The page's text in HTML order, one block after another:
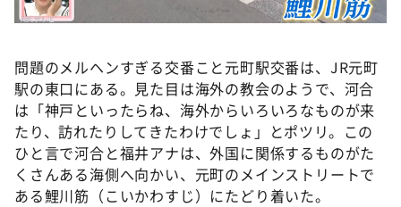
問題のメルヘンすぎる交番こと元町駅交番は、JR元町
駅の東口にある。見た目は海外の教会のようで、河合
は「神戸といったらね、海外からいろいろなものが来
たり、訪れたりしてきたわけでしょ」とポツリ。この
ひと言で河合と福井アナは、外国に関係するものがた
くさんある海側へ向かい、元町のメインストリートで
ある鯉川筋（こいかわすじ）にたどり着いた。